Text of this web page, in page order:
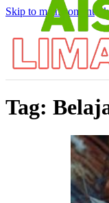
Skip to main content
Tag: